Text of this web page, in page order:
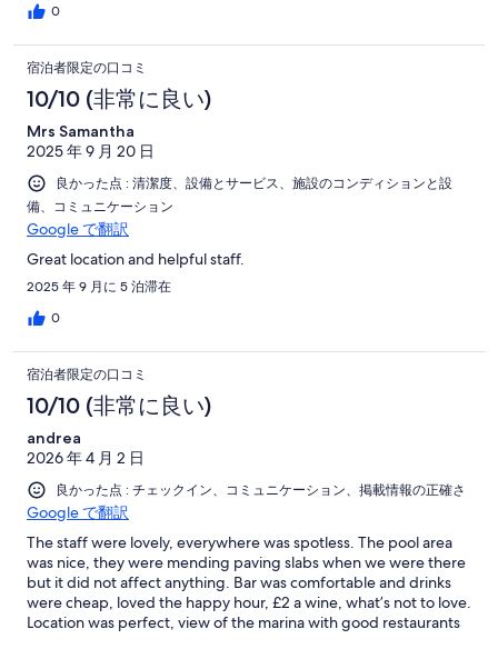
0
宿泊者限定の口コミ
10/10 (非常に良い)
Mrs Samantha
2025 年 9 月 20 日
良かった点 : 清潔度、設備とサービス、施設のコンディションと設
備、コミュニケーション
Google で翻訳
Great location and helpful staff.
2025 年 9 月に 5 泊滞在
0
宿泊者限定の口コミ
10/10 (非常に良い)
andrea
2026 年 4 月 2 日
良かった点 : チェックイン、コミュニケーション、掲載情報の正確さ
Google で翻訳
The staff were lovely, everywhere was spotless. The pool area
was nice, they were mending paving slabs when we were there
but it did not affect anything. Bar was comfortable and drinks
were cheap, loved the happy hour, £2 a wine, what’s not to love.
Location was perfect, view of the marina with good restaurants